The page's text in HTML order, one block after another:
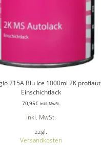
215A Blu Ice 1000ml 2K
Einschichtlack
70,95€ inkl. MwSt.
inkl. MwSt.
zzgl.
Versandkosten